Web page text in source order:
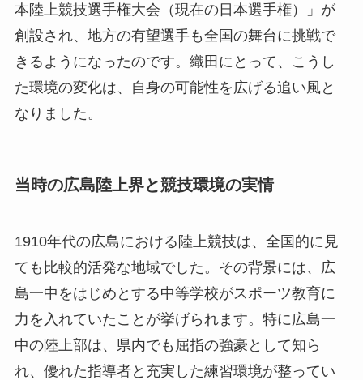
本陸上競技選手権大会（現在の日本選手権）」が
創設され、地方の有望選手も全国の舞台に挑戦で
きるようになったのです。織田にとって、こうし
た環境の変化は、自身の可能性を広げる追い風と
なりました。
当時の広島陸上界と競技環境の実情
1910年代の広島における陸上競技は、全国的に見
ても比較的活発な地域でした。その背景には、広
島一中をはじめとする中等学校がスポーツ教育に
力を入れていたことが挙げられます。特に広島一
中の陸上部は、県内でも屈指の強豪として知ら
れ、優れた指導者と充実した練習環境が整ってい